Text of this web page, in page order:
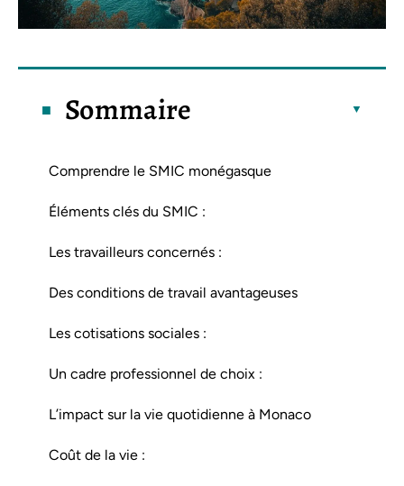
Sommaire
Comprendre le SMIC monégasque
Éléments clés du SMIC :
Les travailleurs concernés :
Des conditions de travail avantageuses
Les cotisations sociales :
Un cadre professionnel de choix :
L’impact sur la vie quotidienne à Monaco
Coût de la vie :